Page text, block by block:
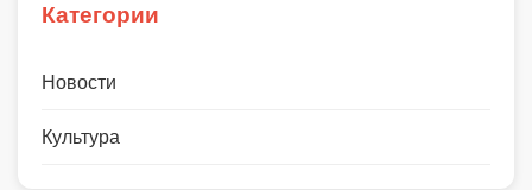
Категории
Новости
Культура